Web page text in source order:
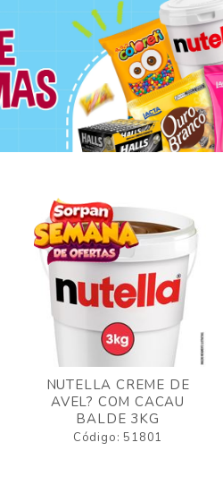
NUTELLA CREME DE
AVEL? COM CACAU
BALDE 3KG
Código: 51801